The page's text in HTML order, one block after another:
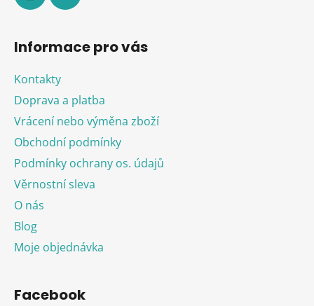
Informace pro vás
Kontakty
Doprava a platba
Vrácení nebo výměna zboží
Obchodní podmínky
Podmínky ochrany os. údajů
Věrnostní sleva
O nás
Blog
Moje objednávka
Facebook